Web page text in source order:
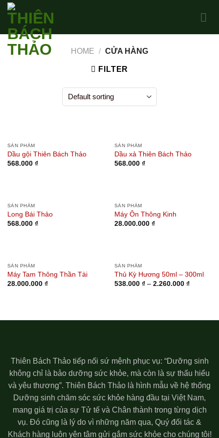
Skip
content
HOME / CỬA HÀNG
FILTER
SẢN PHẨM
Dầu gội Thiên Bách Thảo
568.000 ₫
SẢN PHẨM
Dầu xả Thiên Bách Thảo
568.000 ₫
SẢN PHẨM
Long Bái Thảo
568.000 ₫
SẢN PHẨM
Máy Ôn Thông Kinh
28.000.000 ₫
SẢN PHẨM
Máy Tam Thông Thần Tài
28.000.000 ₫
SẢN PHẨM
Thủ Kỳ Hương 50ml – 300ml
538.000 ₫– 2.260.000 ₫
Thiên Bách Thảo tiếp nối sứ mệnh phục vụ: “Dưỡng sinh
không chỉ là bảo dưỡng sức khỏe, mà còn là sự thấu hiểu
và yêu thương”. Thiên Bách Thảo là hình mẫu về hệ thống
Dưỡng sinh chăm sóc sức khỏe hàng đầu tại Việt Nam,
mang giá trị của sự Tử tế và Chân thành trong từng dịch
vụ. Đó cũng là lý do vì những năm qua, Quý đối tác &
Khách hàng luôn yên tâm gửi gắm sức khỏe cho chúng tôi!